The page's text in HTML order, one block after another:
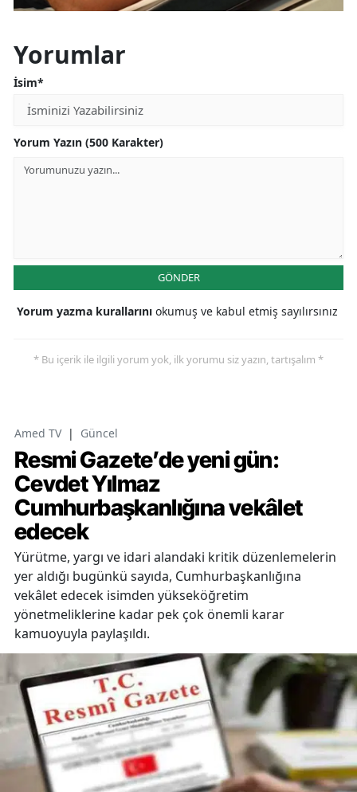
Yorumlar
İsim*
Yorum Yazın (500 Karakter)
GÖNDER
Yorum yazma kurallarını okumuş ve kabul etmiş sayılırsınız
* Bu içerik ile ilgili yorum yok, ilk yorumu siz yazın, tartışalım *
Amed TV | Güncel
Resmi Gazete’de yeni gün:
Cevdet Yılmaz
Cumhurbaşkanlığına vekâlet
edecek
Yürütme, yargı ve idari alandaki kritik düzenlemelerin
yer aldığı bugünkü sayıda, Cumhurbaşkanlığına
vekâlet edecek isimden yükseköğretim
yönetmeliklerine kadar pek çok önemli karar
kamuoyuyla paylaşıldı.